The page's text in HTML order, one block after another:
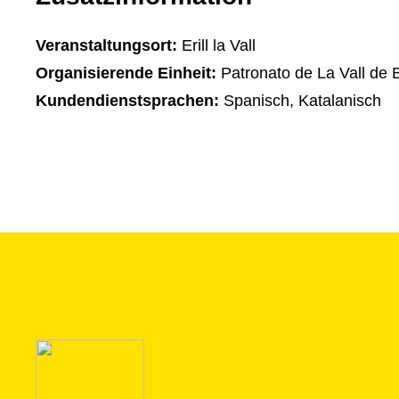
Veranstaltungsort: Erill la Vall
Organisierende Einheit: Patronato de La Vall de
Kundendienstsprachen: Spanisch, Katalanisch